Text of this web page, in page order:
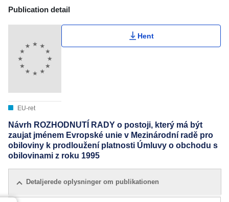
Publication Detail Actions Portlet
Publication detail
EU-ret
Hent
Návrh ROZHODNUTÍ RADY o postoji, který má být
zaujat jménem Evropské unie v Mezinárodní radě pro
obiloviny k prodloužení platnosti Úmluvy o obchodu s
obilovinami z roku 1995
Detaljerede oplysninger om publikationen